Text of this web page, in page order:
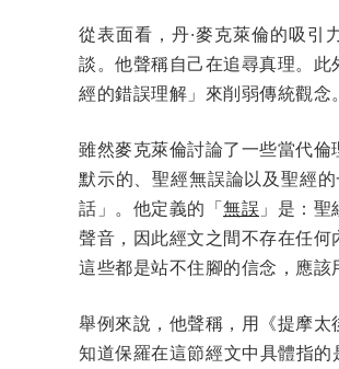
從表面看，丹·麥克萊倫的吸
談。他聲稱自己在追尋真理。
經的錯誤理解」來削弱傳統觀念
雖然麥克萊倫討論了一些當代
默示的、聖經無誤論以及聖經
話」。他定義的「無誤 」是：
聲音，因此經文之間不存在任
這些都是站不住腳的信念，應
舉例來說，他聲稱，用《提摩太
知道保羅在這節經文中具體指